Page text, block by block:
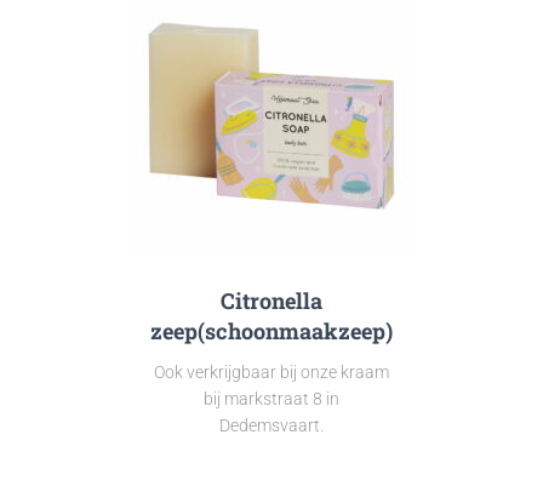
Citronella
zeep(schoonmaakzeep)
Ook verkrijgbaar bij onze kraam
bij markstraat 8 in
Dedemsvaart.